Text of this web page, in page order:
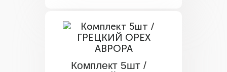
Комплект 5шт /